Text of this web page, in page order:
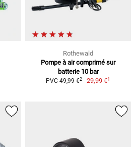
Rothewald
Pompe à air comprimé sur
batterie 10 bar
PVC 49,99 €2 29,99 €1